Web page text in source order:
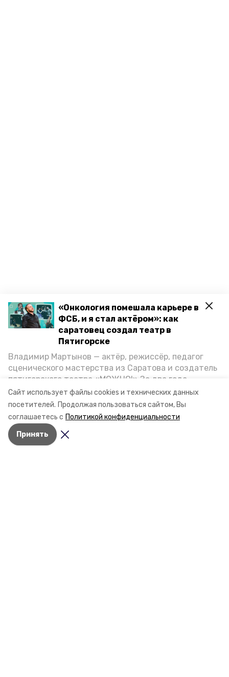
Сайт использует файлы cookies и технических данных
посетителей. Продолжая пользоваться сайтом, Вы
соглашаетесь с Политикой конфиденциальности
Принять
«Онкология помешала карьере в
ФСБ, и я стал актёром»: как
саратовец создал театр в
Пятигорске
Владимир Мартынов — актёр, режиссёр, педагог
сценического мастерства из Саратова и создатель
пятигорского театра «МОЖНО!» За два года
существования театр выпустил восемь спектаклей,
впереди — новые премьеры. О том, как стал
артистом, попал в Пятигорск и собрал труппу,
режиссёр рассказал корреспонденту «Портала
Пятигорска».